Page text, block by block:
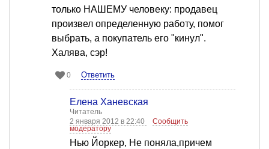
только НАШЕМУ человеку: продавец
произвел определенную работу, помог
выбрать, а покупатель его "кинул".
Халява, сэр!
0 Ответить
Елена Ханевская
Читатель
2 января 2012 в 22:40
Сообщить
модератору
Нью Йоркер, Не поняла,причем